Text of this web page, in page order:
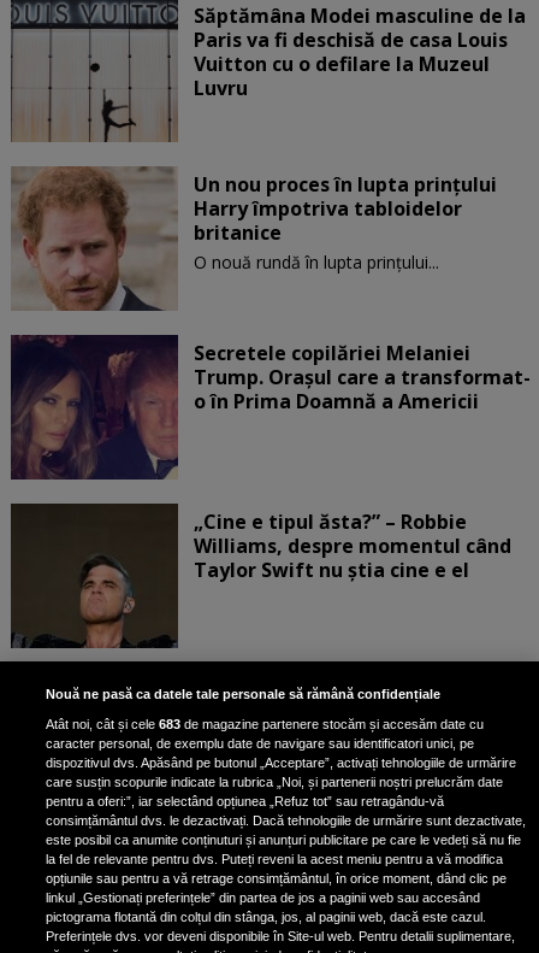
Săptămâna Modei masculine de la
Paris va fi deschisă de casa Louis
Vuitton cu o defilare la Muzeul
Luvru
Un nou proces în lupta prinţului
Harry împotriva tabloidelor
britanice
O nouă rundă în lupta prinţului...
Secretele copilăriei Melaniei
Trump. Orașul care a transformat-
o în Prima Doamnă a Americii
„Cine e tipul ăsta?” – Robbie
Williams, despre momentul când
Taylor Swift nu știa cine e el
Bruce Dickinson, solistul trupei
Iron Maiden, şi-a arătat talentul
de scrimer la un concurs în Franţa
Nicki Minaj, acuzată de agresiune
de fostul manager: Detalii șocante
din proces
Nicki Minaj le-a lăudat pe...
Nouă ne pasă ca datele tale personale să rămână confidențiale
Atât noi, cât și cele683 de magazine partenere stocăm și accesăm date cu
caracter personal, de exemplu date de navigare sau identificatori unici, pe
dispozitivul dvs. Apăsând pe butonul „Acceptare”, activați tehnologiile de urmărire
care susțin scopurile indicate la rubrica „Noi, și partenerii noștri prelucrăm date
pentru a oferi:”, iar selectând opțiunea „Refuz tot” sau retragându-vă
consimțământul dvs. le dezactivați. Dacă tehnologiile de urmărire sunt dezactivate,
este posibil ca anumite conținuturi și anunțuri publicitare pe care le vedeți să nu fie
la fel de relevante pentru dvs. Puteți reveni la acest meniu pentru a vă modifica
opțiunile sau pentru a vă retrage consimțământul, în orice moment, dând clic pe
linkul „Gestionați preferințele” din partea de jos a paginii web sau accesând
pictograma flotantă din colțul din stânga, jos, al paginii web, dacă este cazul.
Preferințele dvs. vor deveni disponibile în Site-ul web. Pentru detalii suplimentare,